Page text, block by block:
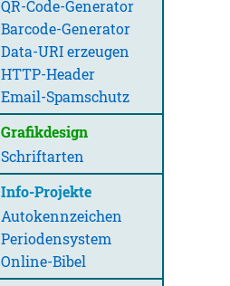
QR-Code-Generator
Barcode-Generator
Data-URI erzeugen
HTTP-Header
Email-Spamschutz
Grafikdesign
Schriftarten
Info-Projekte
Autokennzeichen
Periodensystem
Online-Bibel